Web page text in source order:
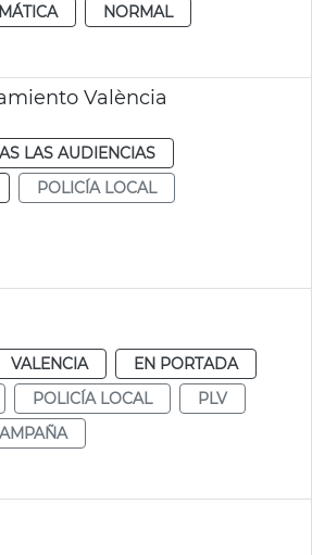
NORMAL
València
LAS AUDIENCIAS
POLICÍA LOCAL
VALENCIA
EN PORTADA
POLICÍA LOCAL
PLV